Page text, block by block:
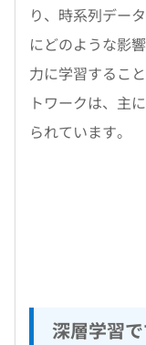
り、時系列デー
にどのような影
力に学習するこ
トワークは、主
られています。
深層学習